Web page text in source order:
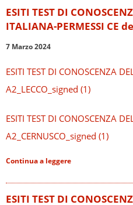
ESITI TEST DI
ITALIANA-PERMESSI CE
7 Marzo 2024
ESITI TEST DI CONOSCENZA
A2_LECCO_signed (1)
ESITI TEST DI CONOSCENZA
A2_CERNUSCO_signed (1)
Continua a leggere
ESITI TEST DI